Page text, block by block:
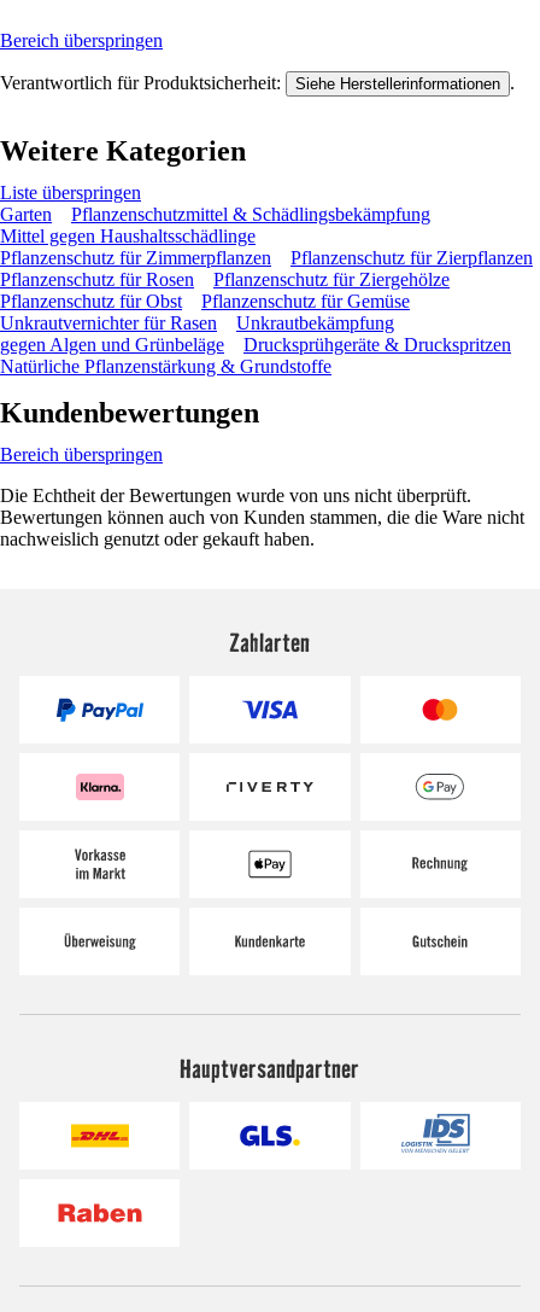
Bereich überspringen
Verantwortlich für Produktsicherheit: Siehe Herstellerinformationen .
Weitere Kategorien
Liste überspringen
Garten
Pflanzenschutzmittel & Schädlingsbekämpfung
Mittel gegen Haushaltsschädlinge
Pflanzenschutz für Zimmerpflanzen
Pflanzenschutz für Zierpflanzen
Pflanzenschutz für Rosen
Pflanzenschutz für Ziergehölze
Pflanzenschutz für Obst
Pflanzenschutz für Gemüse
Unkrautvernichter für Rasen
Unkrautbekämpfung
gegen Algen und Grünbeläge
Drucksprühgeräte & Druckspritzen
Natürliche Pflanzenstärkung & Grundstoffe
Kundenbewertungen
Bereich überspringen
Die Echtheit der Bewertungen wurde von uns nicht überprüft.
Bewertungen können auch von Kunden stammen, die die Ware nicht
nachweislich genutzt oder gekauft haben.
Zahlarten
Hauptversandpartner